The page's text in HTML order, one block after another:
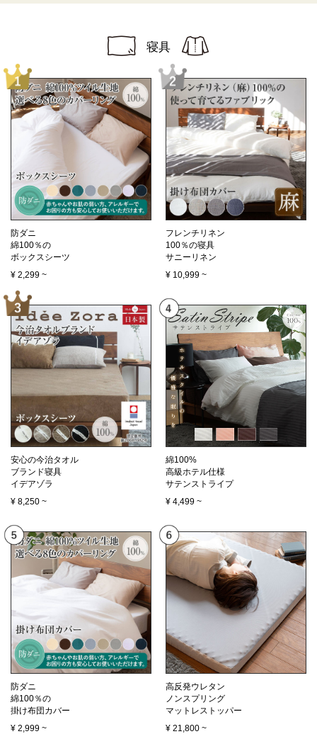
寝具
防ダニ
綿100％の
ボックスシーツ
¥ 2,299 ~
フレンチリネン
100％の寝具
サニーリネン
¥ 10,999 ~
安心の今治タオル
ブランド寝具
イデアゾラ
¥ 8,250 ~
綿100%
高級ホテル仕様
サテンストライプ
¥ 4,499 ~
防ダニ
綿100％の
掛け布団カバー
¥ 2,999 ~
高反発ウレタン
ノンスプリング
マットレストッパー
¥ 21,800 ~